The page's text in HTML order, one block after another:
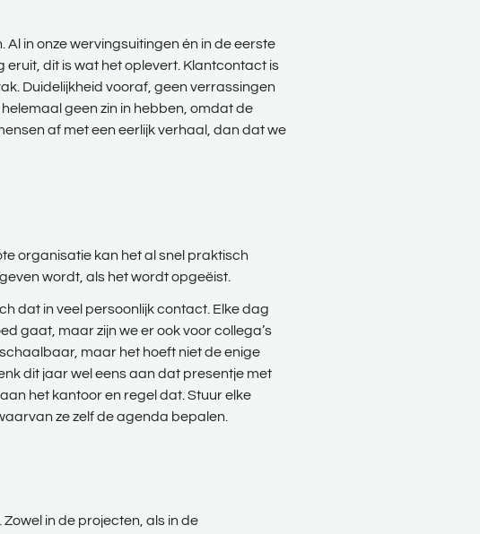
in onze wervingsuitingen én in de eerste
dit is wat het oplevert. Klantcontact is
Duidelijkheid vooraf, geen verrassingen
geen zin in hebben, omdat de
af met een eerlijk verhaal, dan dat we
organisatie kan het al snel praktisch
wordt, als het wordt opgeëist.
dat in veel persoonlijk contact. Elke dag
gaat, maar zijn we er ook voor collega’s
maar het hoeft niet de enige
dit jaar wel eens aan dat presentje met
het kantoor en regel dat. Stuur elke
ze zelf de agenda bepalen.
in de projecten, als in de